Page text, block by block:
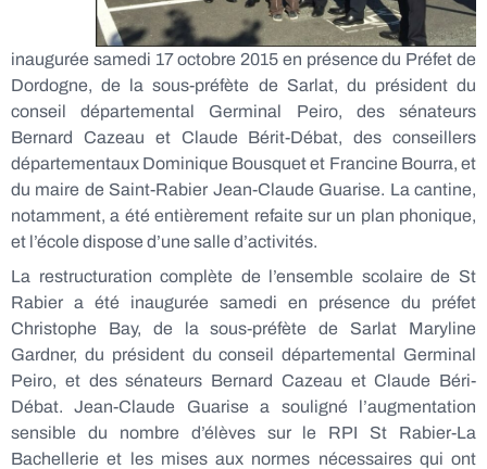
inaugurée samedi 17 octobre 2015 en présence du Préfet de
Dordogne, de la sous-préfète de Sarlat, du président du
conseil départemental Germinal Peiro, des sénateurs
Bernard Cazeau et Claude Bérit-Débat, des conseillers
départementaux Dominique Bousquet et Francine Bourra, et
du maire de Saint-Rabier Jean-Claude Guarise. La cantine,
notamment, a été entièrement refaite sur un plan phonique,
et l’école dispose d’une salle d’activités.
La restructuration complète de l’ensemble scolaire de St
Rabier a été inaugurée samedi en présence du préfet
Christophe Bay, de la sous-préfète de Sarlat Maryline
Gardner, du président du conseil départemental Germinal
Peiro, et des sénateurs Bernard Cazeau et Claude Béri-
Débat. Jean-Claude Guarise a souligné l’augmentation
sensible du nombre d’élèves sur le RPI St Rabier-La
Bachellerie et les mises aux normes nécessaires qui ont